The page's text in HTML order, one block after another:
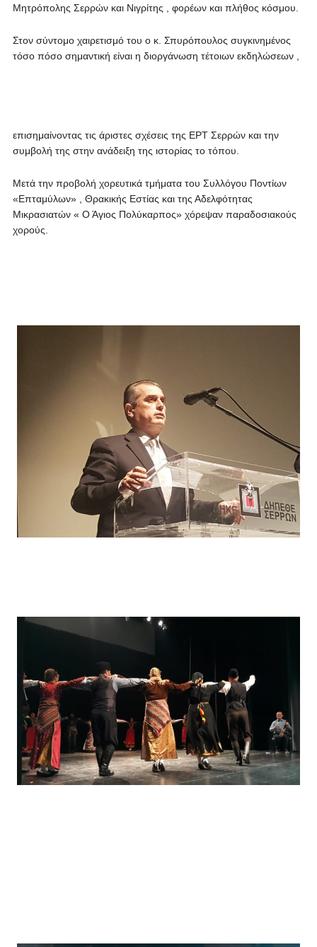
Μητρόπολης Σερρών και Νιγρίτης , φορέων και πλήθος κόσμου.
Στον σύντομο χαιρετισμό του ο κ. Σπυρόπουλος συγκινημένος
τόσο πόσο σημαντική είναι η διοργάνωση τέτοιων εκδηλώσεων ,
επισημαίνοντας τις άριστες σχέσεις της ΕΡΤ Σερρών και την
συμβολή της στην ανάδειξη της ιστορίας το τόπου.
Μετά την προβολή χορευτικά τμήματα του Συλλόγου Ποντίων
«Επταμύλων» , Θρακικής Εστίας και της Αδελφότητας
Μικρασιατών « Ο Άγιος Πολύκαρπος» χόρεψαν παραδοσιακούς
χορούς.